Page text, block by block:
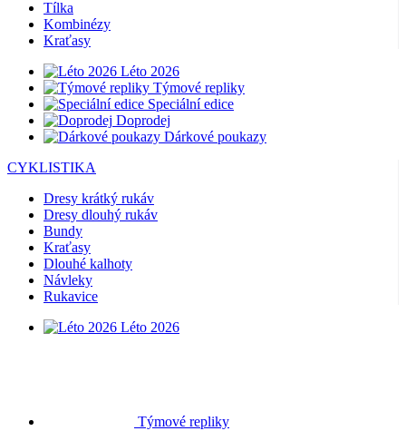
Tílka
Kombinézy
Kraťasy
Léto 2026
Týmové repliky
Speciální edice
Doprodej
Dárkové poukazy
CYKLISTIKA
Dresy krátký rukáv
Dresy dlouhý rukáv
Bundy
Kraťasy
Dlouhé kalhoty
Návleky
Rukavice
Léto 2026